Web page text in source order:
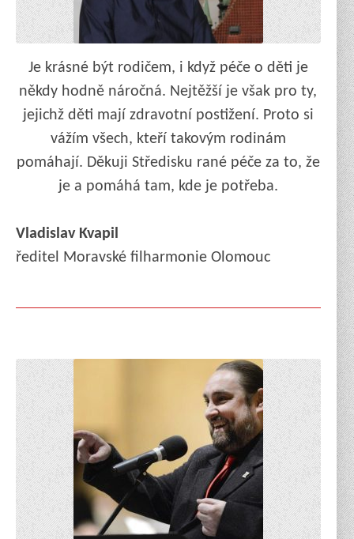
Je krásné být rodičem, i když péče o děti je
někdy hodně náročná. Nejtěžší je však pro ty,
jejichž děti mají zdravotní postižení. Proto si
vážím všech, kteří takovým rodinám
pomáhají. Děkuji Středisku rané péče za to, že
je a pomáhá tam, kde je potřeba.
Vladislav Kvapil
ředitel Moravské filharmonie Olomouc